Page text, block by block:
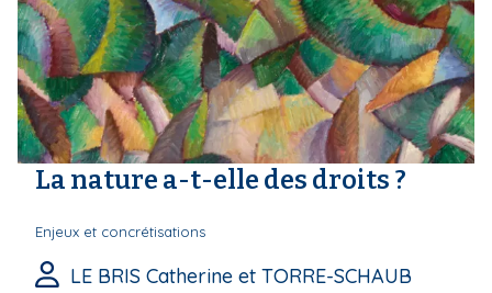
La nature a-t-elle des droits ?
Enjeux et concrétisations
LE BRIS Catherine et TORRE-SCHAUB